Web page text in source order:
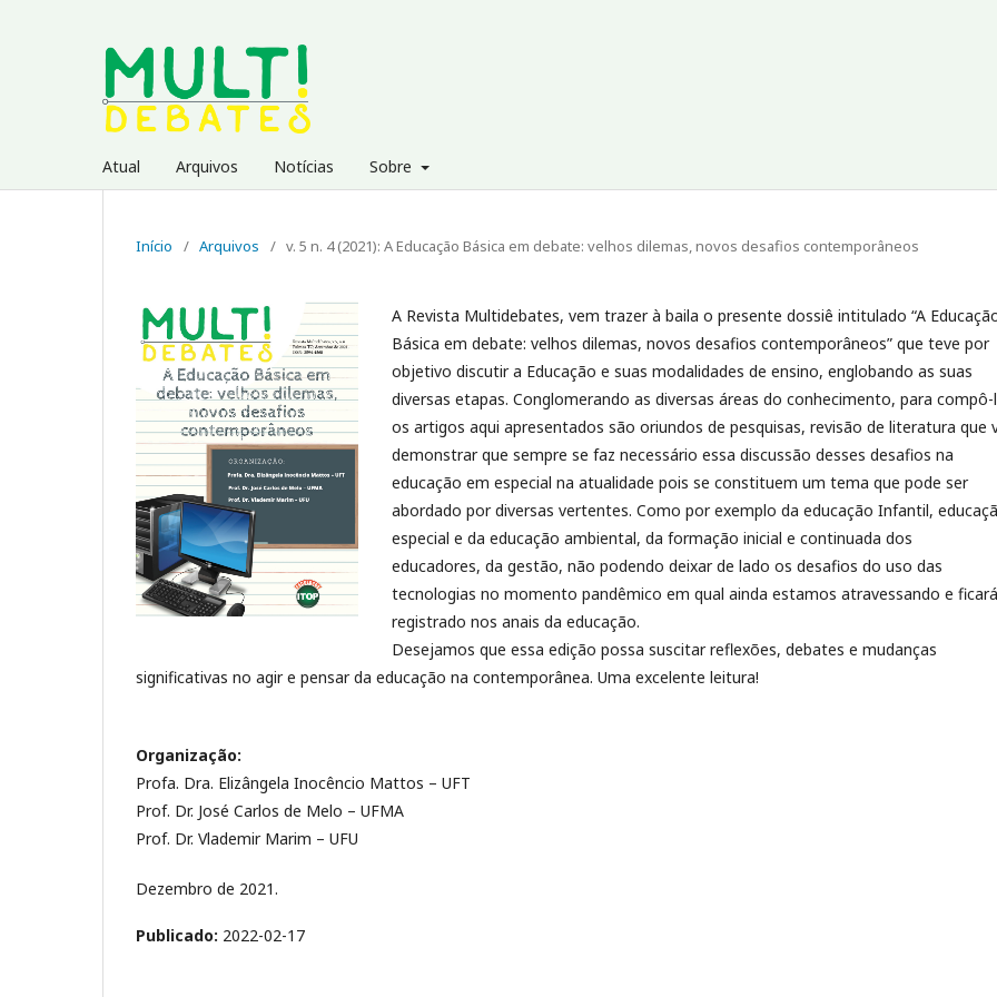
Atual Arquivos Notícias Sobre
Início / Arquivos / v. 5 n. 4 (2021): A Educação Básica em debate: velhos dilemas, novos desafios contemporâneos
A Revista Multidebates, vem trazer à baila o presente dossiê intitulado “A
Básica em debate: velhos dilemas, novos desafios contemporâneos” que teve por
objetivo discutir a Educação e suas modalidades de ensino, englobando as suas
diversas etapas. Conglomerando as diversas áreas do conhecimento, para
os artigos aqui apresentados são oriundos de pesquisas, revisão de literatura que
demonstrar que sempre se faz necessário essa discussão desses desafios na
educação em especial na atualidade pois se constituem um tema que pode ser
abordado por diversas vertentes. Como por exemplo da educação Infantil,
especial e da educação ambiental, da formação inicial e continuada dos
educadores, da gestão, não podendo deixar de lado os desafios do uso das
tecnologias no momento pandêmico em qual ainda estamos atravessando e ficará
registrado nos anais da educação.
Desejamos que essa edição possa suscitar reflexões, debates e mudanças
significativas no agir e pensar da educação na contemporânea. Uma excelente leitura!
Organização:
Profa. Dra. Elizângela Inocêncio Mattos – UFT
Prof. Dr. José Carlos de Melo – UFMA
Prof. Dr. Vlademir Marim – UFU
Dezembro de 2021.
Publicado: 2022-02-17